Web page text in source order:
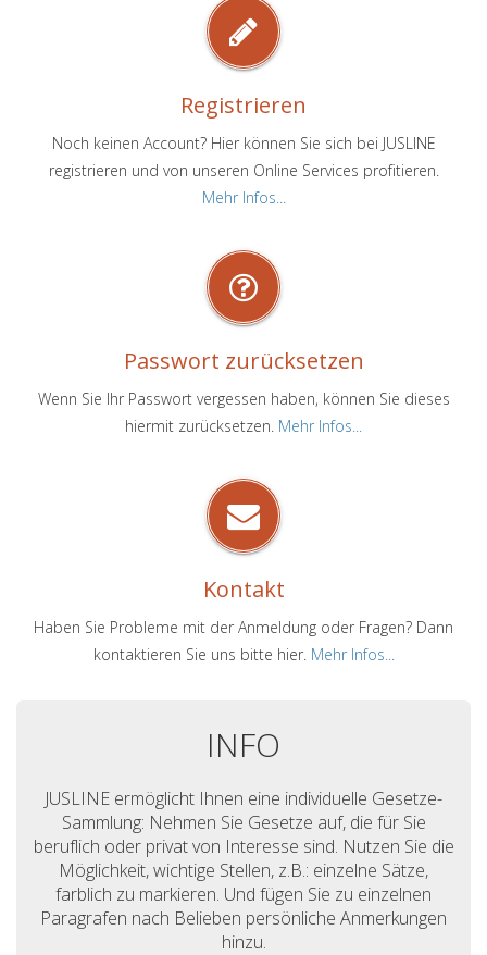
Registrieren
Noch keinen Account? Hier können Sie sich bei JUSLINE
registrieren und von unseren Online Services profitieren.
Mehr Infos...
Passwort zurücksetzen
Wenn Sie Ihr Passwort vergessen haben, können Sie dieses
hiermit zurücksetzen. Mehr Infos...
Kontakt
Haben Sie Probleme mit der Anmeldung oder Fragen? Dann
kontaktieren Sie uns bitte hier. Mehr Infos...
INFO
JUSLINE ermöglicht Ihnen eine individuelle Gesetze-
Sammlung: Nehmen Sie Gesetze auf, die für Sie
beruflich oder privat von Interesse sind. Nutzen Sie die
Möglichkeit, wichtige Stellen, z.B.: einzelne Sätze,
farblich zu markieren. Und fügen Sie zu einzelnen
Paragrafen nach Belieben persönliche Anmerkungen
hinzu.